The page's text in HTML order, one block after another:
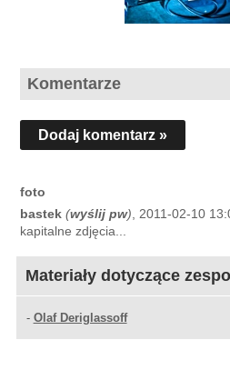
Komentarze
Dodaj komentarz »
foto
bastek (wyślij pw) , 2011-02-10
kapitalne zdjęcia...
Materiały dotyczące
- Olaf Deriglassoff